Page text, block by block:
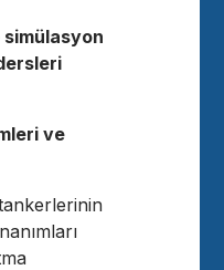
ve
tankerlerinin